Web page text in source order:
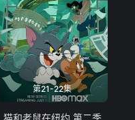
第21-22集
猫和老鼠在纽约 第二季